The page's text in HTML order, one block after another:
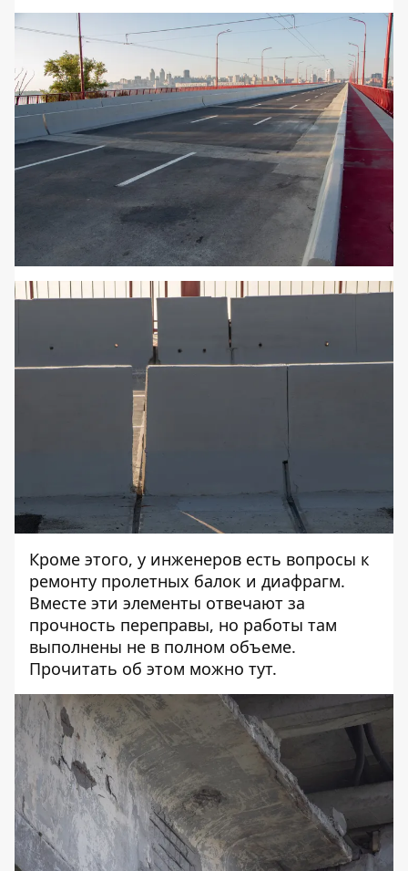
Кроме этого, у инженеров есть вопросы к
ремонту пролетных балок и диафрагм.
Вместе эти элементы отвечают за
прочность переправы, но работы там
выполнены не в полном объеме.
Прочитать об этом можно тут.